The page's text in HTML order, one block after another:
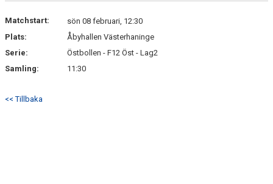
Matchstart:
sön 08 februari, 12:30
Plats:
Åbyhallen Västerhaninge
Serie:
Östbollen - F12 Öst - Lag2
Samling:
11:30
<< Tillbaka